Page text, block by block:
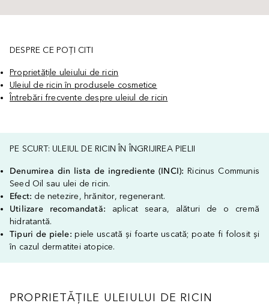
DESPRE CE POȚI CITI
Proprietățile uleiului de ricin
Uleiul de ricin în produsele cosmetice
Întrebări frecvente despre uleiul de ricin
PE SCURT: ULEIUL DE RICIN ÎN ÎNGRIJIREA PIELII
Denumirea din lista de ingrediente (INCI):Ricinus Communis
Seed Oil sau ulei de ricin.
Efect: de netezire, hrănitor, regenerant.
Utilizare recomandată: aplicat seara, alături de o cremă
hidratantă.
Tipuri de piele:piele uscată și foarte uscată; poate fi folosit și
în cazul dermatitei atopice.
PROPRIETĂȚILE ULEIULUI DE RICIN